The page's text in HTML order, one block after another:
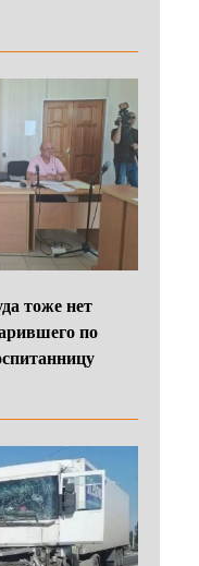
тоже нет
по